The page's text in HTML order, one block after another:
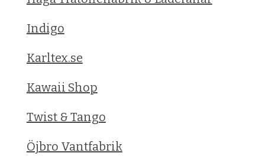
Indigo
Karltex.se
Kawaii Shop
Twist & Tango
Öjbro Vantfabrik